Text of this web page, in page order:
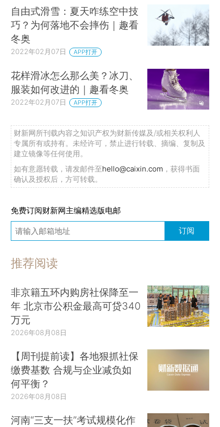
自由式滑雪：夏天咋练空中技
巧？为何落地不会摔伤｜趣看
冬奥
2022年02月07日 APP打开
花样滑冰怎么那么美？冰刀、
服装如何改进的｜趣看冬奥
2022年02月07日 APP打开
财新网所刊载内容之知识产权为财新传媒及/或相关权利人
专属所有或持有。未经许可，禁止进行转载、摘编、复制及
建立镜像等任何使用。
如有意愿转载，请发邮件至hello@caixin.com ，获得书面
确认及授权后，方可转载。
免费订阅财新网主编精选版电邮
订阅
推荐阅读
非京籍五环内购房社保降至一
年 北京市公积金最高可贷340
万元
2026年08月08日
【周刊提前读】各地狠抓社保
缴费基数 合规与企业减负如
何平衡？
2026年08月08日
河南“三支一扶”考试规模化作